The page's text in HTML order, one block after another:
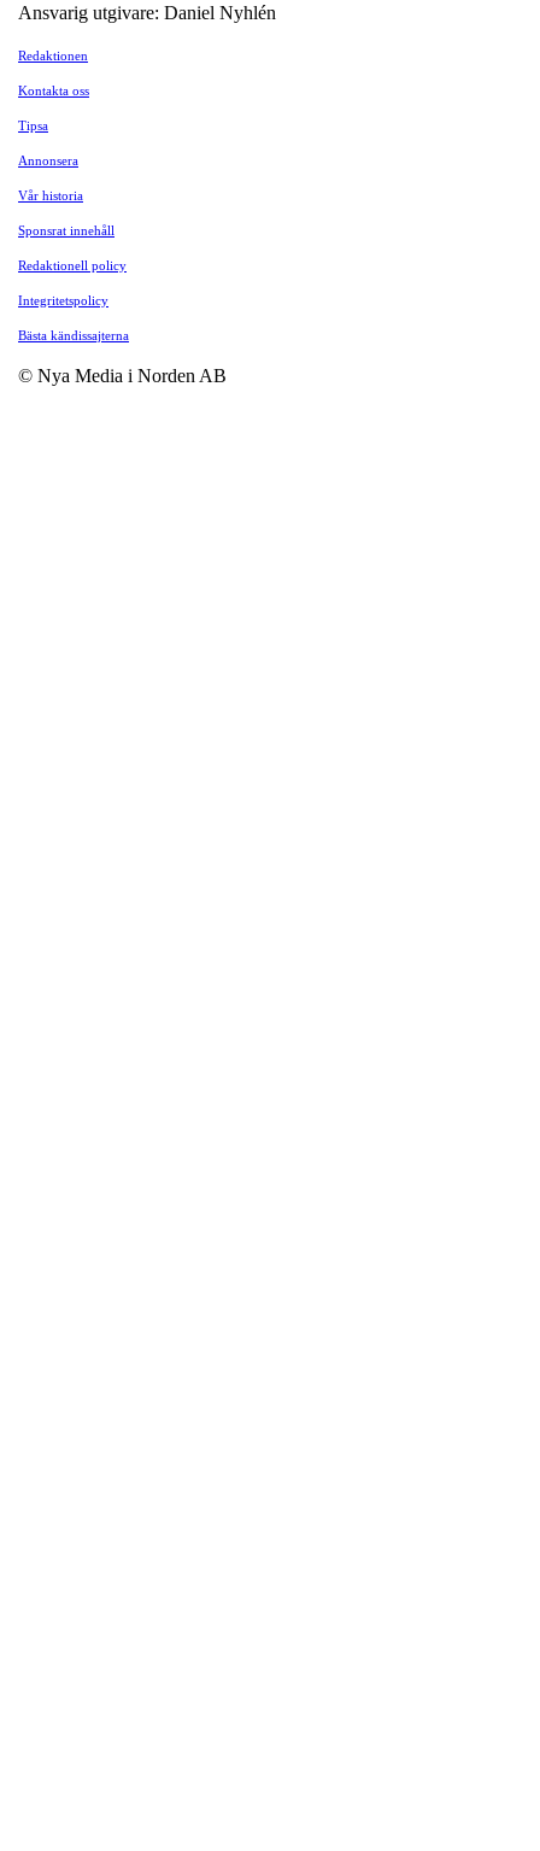
Ansvarig utgivare: Daniel Nyhlén
Redaktionen
Kontakta oss
Tipsa
Annonsera
Vår historia
Sponsrat innehåll
Redaktionell policy
Integritetspolicy
Bästa kändissajterna
© Nya Media i Norden AB